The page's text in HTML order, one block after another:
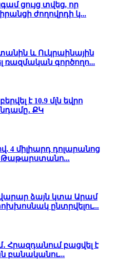
ցույց տվեց, որ
ժողովրդի կ...
և Ուկրաինային
ռազմական գործողո...
է 10.9 մլն եվրո
ՔԿ
4 միլիարդ դոլարանոց
Թաթարստանո...
ձայն կտա Արամ
ընտրվելու...
Հրազդանում բացվել է
բանականու...